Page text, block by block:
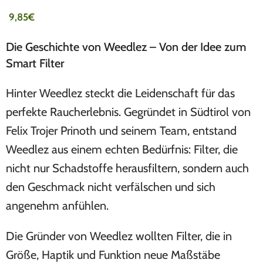
9,85€
Die Geschichte von Weedlez – Von der Idee zum
Smart Filter
Hinter Weedlez steckt die Leidenschaft für das
perfekte Raucherlebnis. Gegründet in Südtirol von
Felix Trojer Prinoth und seinem Team, entstand
Weedlez aus einem echten Bedürfnis: Filter, die
nicht nur Schadstoffe herausfiltern, sondern auch
den Geschmack nicht verfälschen und sich
angenehm anfühlen.
Die Gründer von Weedlez wollten Filter, die in
Größe, Haptik und Funktion neue Maßstäbe